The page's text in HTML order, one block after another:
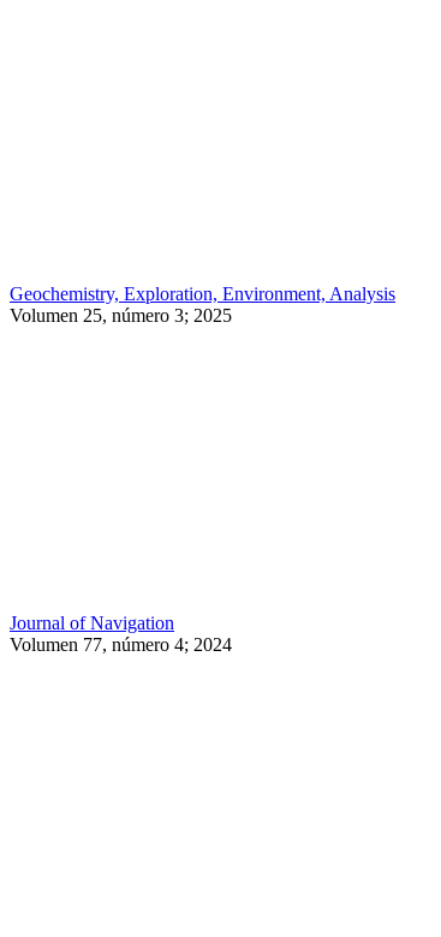
Geochemistry, Exploration, Environment, Analysis
Volumen 25, número 3; 2025
Journal of Navigation
Volumen 77, número 4; 2024